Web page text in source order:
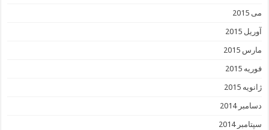
می 2015
آوریل 2015
مارس 2015
فوریه 2015
ژانویه 2015
دسامبر 2014
سپتامبر 2014